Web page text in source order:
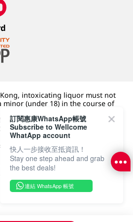
intoxicating liquor must not
(under 18) in the course of
過程中，向未成年人 (18 歲以下人士)
。
Policy|DFI Retail Group
Place. The Dairy Farm Company
訂閱惠康WhatsApp帳號
Subscribe to Wellcome
WhatApp account
快人一步接收至抵資訊！
Stay one step ahead and grab
the best deals!
連結 WhatsApp 帳號